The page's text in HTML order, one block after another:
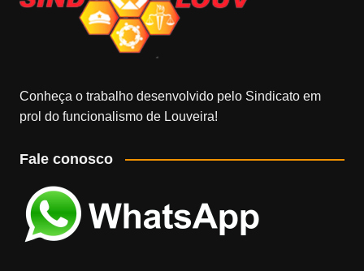
Conheça o trabalho desenvolvido pelo Sindicato em
prol do funcionalismo de Louveira!
Fale conosco